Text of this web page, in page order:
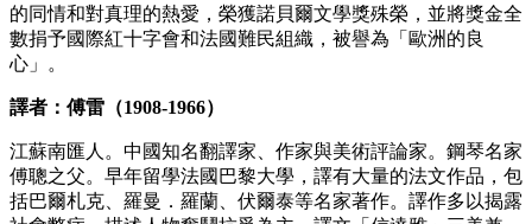
的同情和對真理的熱愛，榮獲諾貝爾文學獎殊榮，並將獎金全
數捐予國際紅十字會和法國難民組織，被譽為「歐洲的良
心」。
譯者：傅雷（1908-1966）
江蘇南匯人。中國知名翻譯家、作家與美術評論家。鋼琴名家
傅聰之父。早年留學法國巴黎大學，譯有大量的法文作品，包
括巴爾札克、羅曼．羅蘭、伏爾泰等名家著作。譯作多以揭露